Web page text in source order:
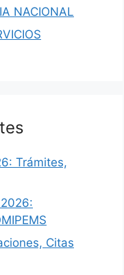
NACIONAL
Trámites,
Citas